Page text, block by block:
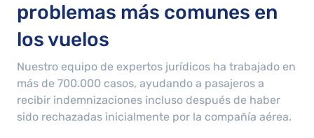
problemas más comunes en
los vuelos
Nuestro equipo de expertos jurídicos ha trabajado en
más de 700.000 casos, ayudando a pasajeros a
recibir indemnizaciones incluso después de haber
sido rechazadas inicialmente por la compañía aérea.